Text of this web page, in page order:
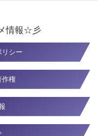
情報☆彡
リシー
作権